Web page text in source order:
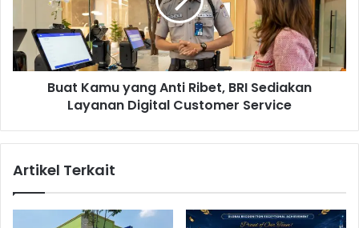
b
e
r
A
a
m
u
y
t
Buat Kamu yang Anti Ribet, BRI Sediakan
Layanan Digital Customer Service
Artikel Terkait